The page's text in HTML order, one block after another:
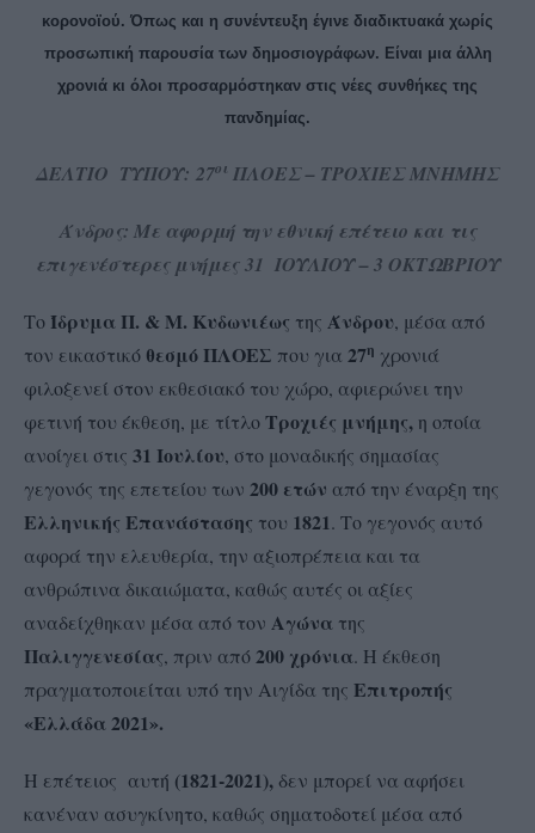
κορονοϊού. Όπως και η συνέντευξη έγινε διαδικτυακά χωρίς
προσωπική παρουσία των δημοσιογράφων. Είναι μια άλλη
χρονιά κι όλοι προσαρμόστηκαν στις νέες συνθήκες της
πανδημίας.
ΔΕΛΤΙΟ ΤΥΠΟΥ: 27οι ΠΛΟΕΣ – ΤΡΟΧΙΕΣ ΜΝΗΜΗΣ
Άνδρος: Με αφορμή την εθνική επέτειο και τις
επιγενέστερες μνήμες31 ΙΟΥΛΙΟΥ – 3 ΟΚΤΩΒΡΙΟΥ
Το Ίδρυμα Π. & Μ. Κυδωνιέως της Άνδρου, μέσα από
τον εικαστικό θεσμό ΠΛΟΕΣ που για 27η χρονιά
φιλοξενεί στον εκθεσιακό του χώρο, αφιερώνει την
φετινή του έκθεση, με τίτλοΤροχιές μνήμης, η οποία
ανοίγει στις 31 Ιουλίου, στο μοναδικής σημασίας
γεγονός της επετείου των 200 ετών από την έναρξη της
Ελληνικής Επανάστασης του 1821. Το γεγονός αυτό
αφορά την ελευθερία, την αξιοπρέπεια και τα
ανθρώπινα δικαιώματα, καθώς αυτές οι αξίες
αναδείχθηκαν μέσα από τον Αγώνα της
Παλιγγενεσίας, πριν από200 χρόνια. Η έκθεση
πραγματοποιείται υπό την Αιγίδα της Επιτροπής
«Ελλάδα 2021».
Η επέτειος αυτή (1821-2021), δεν μπορεί να αφήσει
κανέναν ασυγκίνητο, καθώς σηματοδοτεί μέσα από